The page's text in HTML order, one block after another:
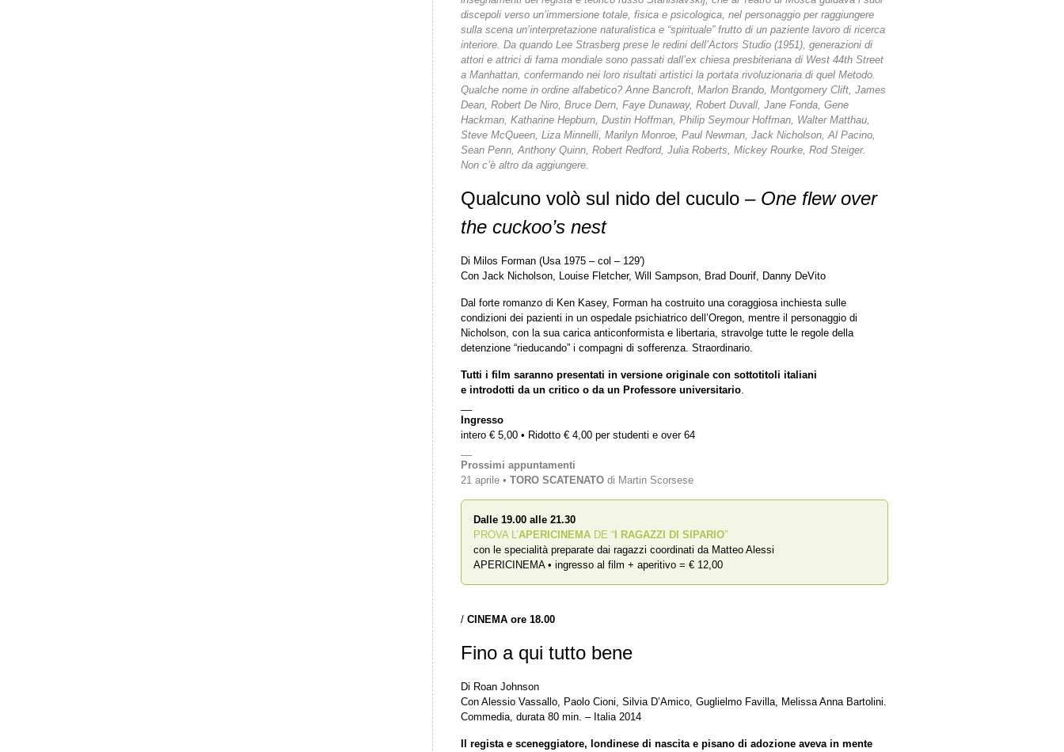
discepoli verso un’immersione totale, fisica e psicologica, nel personaggio per raggiungere
sulla scena un’interpretazione naturalistica e “spirituale” frutto di un paziente lavoro di ricerca
interiore. Da quando Lee Strasberg prese le redini dell’Actors Studio (1951), generazioni di
attori e attrici di fama mondiale sono passati dall’ex chiesa presbiteriana di West 44th Street
a Manhattan, confermando nei loro risultati artistici la portata rivoluzionaria di quel Metodo.
Qualche nome in ordine alfabetico? Anne Bancroft, Marlon Brando, Montgomery Clift, James
Dean, Robert De Niro, Bruce Dern, Faye Dunaway, Robert Duvall, Jane Fonda, Gene
Hackman, Katharine Hepburn, Dustin Hoffman, Philip Seymour Hoffman, Walter Matthau,
Steve McQueen, Liza Minnelli, Marilyn Monroe, Paul Newman, Jack Nicholson, Al Pacino,
Sean Penn, Anthony Quinn, Robert Redford, Julia Roberts, Mickey Rourke, Rod Steiger.
Non c’è altro da aggiungere.
Qualcuno volò sul nido del cuculo – One flew over
the cuckoo’s nest
Di Milos Forman (Usa 1975 – col – 129′)
Con Jack Nicholson, Louise Fletcher, Will Sampson, Brad Dourif, Danny DeVito
Dal forte romanzo di Ken Kasey, Forman ha costruito una coraggiosa inchiesta sulle
condizioni dei pazienti in un ospedale psichiatrico dell’Oregon, mentre il personaggio di
Nicholson, con la sua carica anticonformista e libertaria, stravolge tutte le regole della
detenzione “rieducando” i compagni di sofferenza. Straordinario.
Tutti i film saranno presentati in versione originale con sottotitoli italiani
e introdotti da un critico o da un Professore universitario.
Ingresso
intero € 5,00 • Ridotto € 4,00 per studenti e over 64
Prossimi appuntamenti
21 aprile • TORO SCATENATO di Martin Scorsese
Dalle 19.00 alle 21.30
PROVA L’APERICINEMA DE “ I RAGAZZI DI SIPARIO”
con le specialità preparate dai ragazzi coordinati da Matteo Alessi
APERICINEMA • ingresso al film + aperitivo = € 12,00
/ CINEMA ore 18.00
Fino a qui tutto bene
Di Roan Johnson
Con Alessio Vassallo, Paolo Cioni, Silvia D’Amico, Guglielmo Favilla, Melissa Anna Bartolini.
Commedia, durata 80 min. – Italia 2014
Il regista e sceneggiatore, londinese di nascita e pisano di adozione aveva in mente